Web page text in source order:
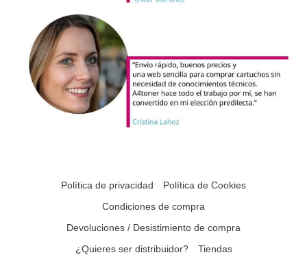
Política de privacidad
Política de Cookies
Condiciones de compra
Devoluciones / Desistimiento de compra
¿Quieres ser distribuidor?
Tiendas